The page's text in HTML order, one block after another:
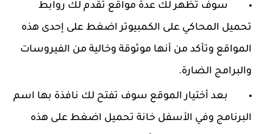
سوف تظهر لك عدة مواقع تقدم لك روابط
تحميل المحاكي على الكمبيوتر اضغط على إحدى هذه
المواقع وتأكد من أنها موثوقة وخالية من الفيروسات
والبرامج الضارة.
بعد أختيار الموقع سوف تفتح لك نافذة بها اسم
البرنامج وفي الأسفل خانة تحميل اضغط على هذه